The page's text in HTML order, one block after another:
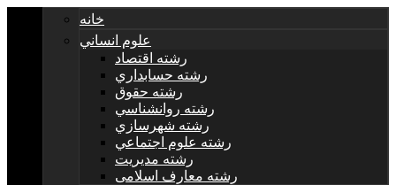
خانه
علوم انساني
رشته اقتصاد
رشته حسابداري
رشته حقوق
رشته روانشناسي
رشته شهرسازي
رشته علوم اجتماعي
رشته مديريت
رشته معارف اسلامی